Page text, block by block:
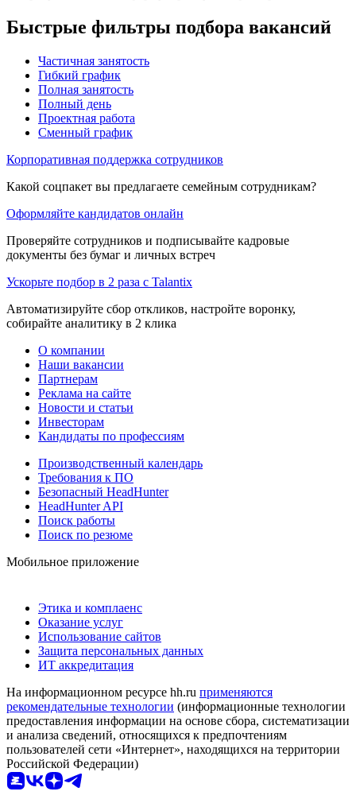
Быстрые фильтры подбора вакансий
Частичная занятость
Гибкий график
Полная занятость
Полный день
Проектная работа
Сменный график
Корпоративная поддержка сотрудников
Какой соцпакет вы предлагаете семейным сотрудникам?
Оформляйте кандидатов онлайн
Проверяйте сотрудников и подписывайте кадровые
документы без бумаг и личных встреч
Ускорьте подбор в 2 раза с Talantix
Автоматизируйте сбор откликов, настройте воронку,
собирайте аналитику в 2 клика
О компании
Наши вакансии
Партнерам
Реклама на сайте
Новости и статьи
Инвесторам
Кандидаты по профессиям
Производственный календарь
Требования к ПО
Безопасный HeadHunter
HeadHunter API
Поиск работы
Поиск по резюме
Мобильное приложение
Этика и комплаенс
Оказание услуг
Использование сайтов
Защита персональных данных
ИТ аккредитация
На информационном ресурсе hh.ru применяются
рекомендательные технологии (информационные технологии
предоставления информации на основе сбора, систематизации
и анализа сведений, относящихся к предпочтениям
пользователей сети «Интернет», находящихся на территории
Российской Федерации)